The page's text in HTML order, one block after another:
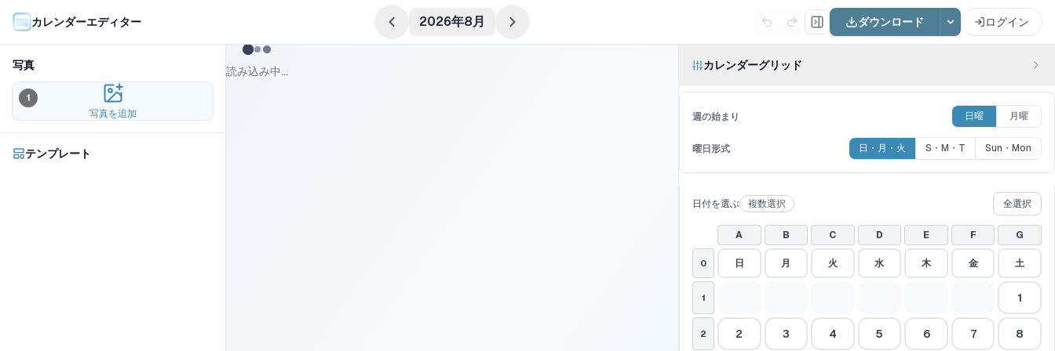
カレンダーエディター 2026年8月 ダウンロード ログイン
写真
写真を追加
1
テンプレート
読み込み中... カレンダーグリッド
週の始まり 日曜 月曜
曜日形式 日・月・火 S・M・T Sun・Mon
日付を選ぶ 複数選択 全選択
A B C D E F G
0 日 月 火 水 木 金 土
1 1
2 2 3 4 5 6 7 8